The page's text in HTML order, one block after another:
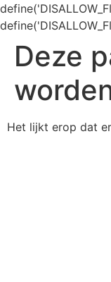
Deze
Het lijkt erop dat